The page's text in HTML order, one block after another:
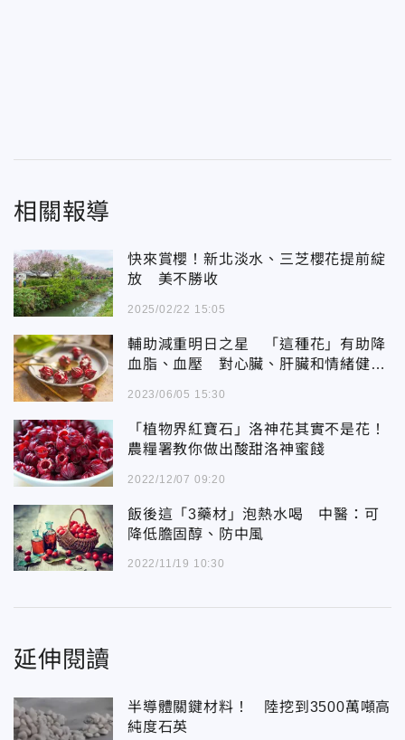
相關報導
快來賞櫻！新北淡水、三芝櫻花提前綻
放 美不勝收
2025/02/22 15:05
輔助減重明日之星 「這種花」有助降
血脂、血壓 對心臟、肝臟和情緒健康
2023/06/05 15:30
「植物界紅寶石」洛神花其實不是花！
農糧署教你做出酸甜洛神蜜餞
2022/12/07 09:20
飯後這「3藥材」泡熱水喝 中醫：可
降低膽固醇、防中風
2022/11/19 10:30
延伸閱讀
半導體關鍵材料！ 陸挖到3500萬噸高
純度石英